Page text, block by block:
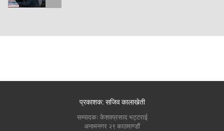
प्रकाशक: सजिव कालाखेती
सम्पादकः केशवप्रसाद भट्टराई
अनामनगर २९ काठमाण्डौं